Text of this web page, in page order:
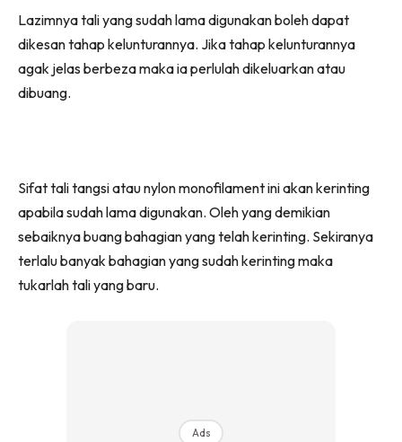
Lazimnya tali yang sudah lama digunakan boleh dapat
dikesan tahap kelunturannya. Jika tahap kelunturannya
agak jelas berbeza maka ia perlulah dikeluarkan atau
dibuang.
Sifat tali tangsi atau nylon monofilament ini akan kerinting
apabila sudah lama digunakan. Oleh yang demikian
sebaiknya buang bahagian yang telah kerinting. Sekiranya
terlalu banyak bahagian yang sudah kerinting maka
tukarlah tali yang baru.
Ads